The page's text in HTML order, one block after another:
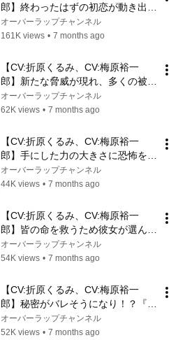
郎】終わったはずの初恋が動き出す
『麗しの皇帝陛下の番に選ばれてし
まったのですが、まだ仕事がしたい
【ボイスコミック】
オーバーラップチャンネル
161K views • 7 months ago
【CV:折原くるみ、CV:梅原裕一
郎】新たな脅威が現れ、多くの被害
が出てしまい・・・『麗しの皇帝陛
下の番に選ばれてしまったのです
す！』4話1/2【ボイスコミック】
オーバーラップチャンネル
62K views • 7 months ago
【CV:折原くるみ、CV:梅原裕一
郎】手にした力の大きさに恐怖を覚
え『麗しの皇帝陛下の番に選ばれて
しまったのですが、まだ仕事がした
コミック】
オーバーラップチャンネル
44K views • 7 months ago
【CV:折原くるみ、CV:梅原裕一
郎】皆の命を救うため彼女が選んだ
選択は『麗しの皇帝陛下の番に選ば
れてしまったのですが、まだ仕事が
【ボイスコミック】
オーバーラップチャンネル
54K views • 7 months ago
【CV:折原くるみ、CV:梅原裕一
郎】秘密がバレそうになり！？『麗
しの皇帝陛下の番に選ばれてしまっ
たのですが、まだ仕事がしたいので
オーバーラップチャンネル
52K views • 7 months ago